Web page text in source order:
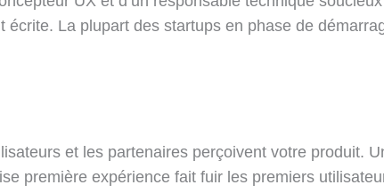
écrite. La plupart des startups en phase de
et les partenaires perçoivent votre produit.
première expérience fait fuir les premiers